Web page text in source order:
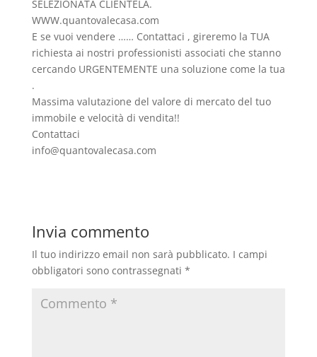
SELEZIONATA CLIENTELA.
WWW.quantovalecasa.com
E se vuoi vendere …… Contattaci , gireremo la TUA
richiesta ai nostri professionisti associati che stanno
cercando URGENTEMENTE una soluzione come la tua
.
Massima valutazione del valore di mercato del tuo
immobile e velocità di vendita!!
Contattaci
info@quantovalecasa.com
Invia commento
Il tuo indirizzo email non sarà pubblicato. I campi
obbligatori sono contrassegnati *